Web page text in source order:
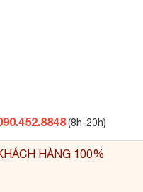
HÀNG 100%
(8h-20h)